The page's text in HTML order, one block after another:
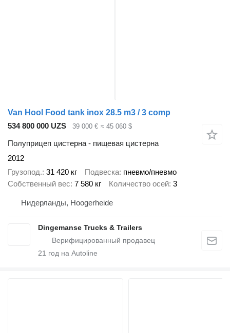
Van Hool Food tank inox 28.5 m3 / 3 comp
534 800 000 UZS
39 000 € ≈ 45 060 $
Полуприцеп цистерна - пищевая цистерна
2012
Грузопод. 31 420 кг Подвеска пневмо/пневмо
Собственный вес 7 580 кг Количество осей 3
Нидерланды, Hoogerheide
Dingemanse Trucks & Trailers
21 год на Autoline